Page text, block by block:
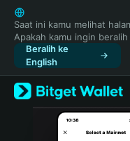
English
日本語
Tiếng Việt
Русский
Español (Latinoamérica)
Türkçe
Italiano
Saat ini kamu melihat
Apakah kamu ingin beralih
Beralih ke
English